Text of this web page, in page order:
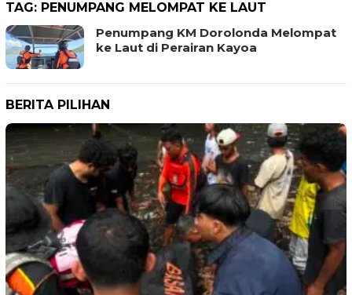
TAG: PENUMPANG MELOMPAT KE LAUT
Penumpang KM Dorolonda Melompat
ke Laut di Perairan Kayoa
BERITA PILIHAN